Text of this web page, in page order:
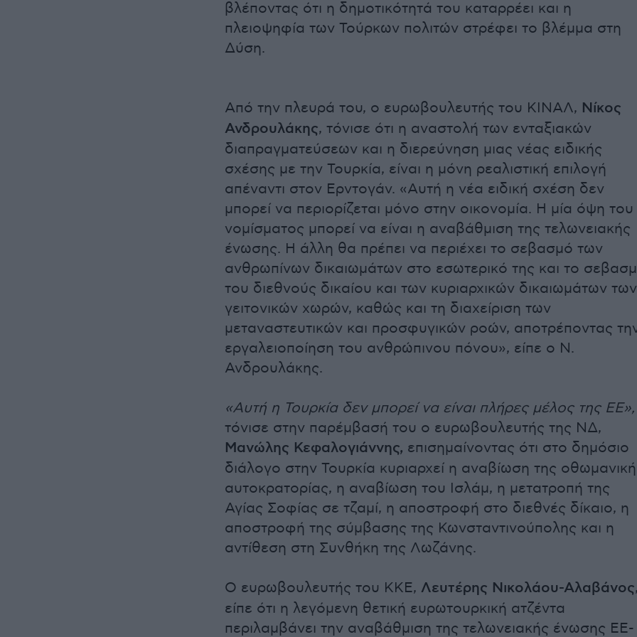
βλέποντας ότι η δημοτικότητά του καταρρέει και η
πλειοψηφία των Τούρκων πολιτών στρέφει το βλέμμα στη
Δύση.
Από την πλευρά του, ο ευρωβουλευτής του ΚΙΝΑΛ, Νίκος
Ανδρουλάκης, τόνισε ότι η αναστολή των ενταξιακών
διαπραγματεύσεων και η διερεύνηση μιας νέας ειδικής
σχέσης με την Τουρκία, είναι η μόνη ρεαλιστική επιλογή
απέναντι στον Ερντογάν. «Αυτή η νέα ειδική σχέση δεν
μπορεί να περιορίζεται μόνο στην οικονομία. Η μία όψη του
νομίσματος μπορεί να είναι η αναβάθμιση της τελωνειακής
ένωσης. Η άλλη θα πρέπει να περιέχει το σεβασμό των
ανθρωπίνων δικαιωμάτων στο εσωτερικό της και το
του διεθνούς δικαίου και των κυριαρχικών δικαιωμάτων των
γειτονικών χωρών, καθώς και τη διαχείριση των
μεταναστευτικών και προσφυγικών ροών, αποτρέποντας
εργαλειοποίηση του ανθρώπινου πόνου», είπε ο Ν.
Ανδρουλάκης.
«Αυτή η Τουρκία δεν μπορεί να είναι πλήρες μέλος της ΕΕ»,
τόνισε στην παρέμβασή του ο ευρωβουλευτής της ΝΔ,
Μανώλης Κεφαλογιάννης, επισημαίνοντας ότι στο δημόσιο
διάλογο στην Τουρκία κυριαρχεί η αναβίωση της
αυτοκρατορίας, η αναβίωση του Ισλάμ, η μετατροπή της
Αγίας Σοφίας σε τζαμί, η αποστροφή στο διεθνές δίκαιο, η
αποστροφή της σύμβασης της Κωνσταντινούπολης και η
αντίθεση στη Συνθήκη της Λωζάνης.
Ο ευρωβουλευτής του ΚΚΕ, Λευτέρης Νικολάου-Αλαβάνος
είπε ότι η λεγόμενη θετική ευρωτουρκική ατζέντα
περιλαμβάνει την αναβάθμιση της τελωνειακής ένωσης ΕΕ-